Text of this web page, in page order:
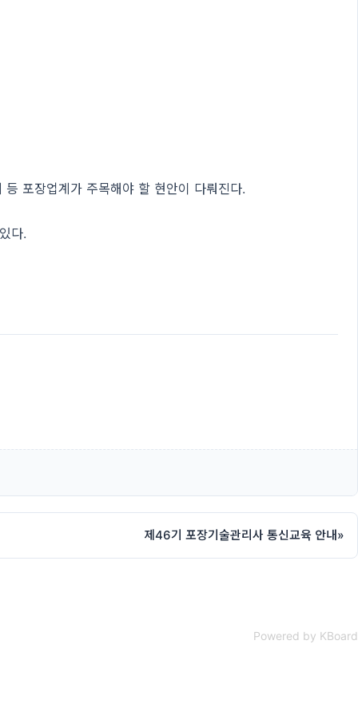
포장업계가 주목해야 할 현안이 다뤄진다.
다.
제46기 포장기술관리사 통신교육 안내»
Powered by KBoard